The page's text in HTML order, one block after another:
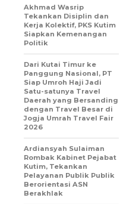
Akhmad Wasrip
Tekankan Disiplin dan
Kerja Kolektif, PKS Kutim
Siapkan Kemenangan
Politik
Dari Kutai Timur ke
Panggung Nasional, PT
Siap Umroh Haji Jadi
Satu-satunya Travel
Daerah yang Bersanding
dengan Travel Besar di
Jogja Umrah Travel Fair
2026
Ardiansyah Sulaiman
Rombak Kabinet Pejabat
Kutim, Tekankan
Pelayanan Publik Publik
Berorientasi ASN
Berakhlak